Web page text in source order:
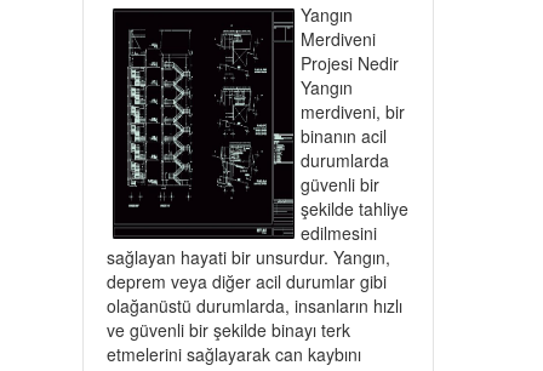
Yangın
Merdiveni
Projesi Nedir
Yangın
merdiveni, bir
binanın acil
durumlarda
güvenli bir
şekilde tahliye
edilmesini
sağlayan hayati bir unsurdur. Yangın,
deprem veya diğer acil durumlar gibi
olağanüstü durumlarda, insanların hızlı
ve güvenli bir şekilde binayı terk
etmelerini sağlayarak can kaybını